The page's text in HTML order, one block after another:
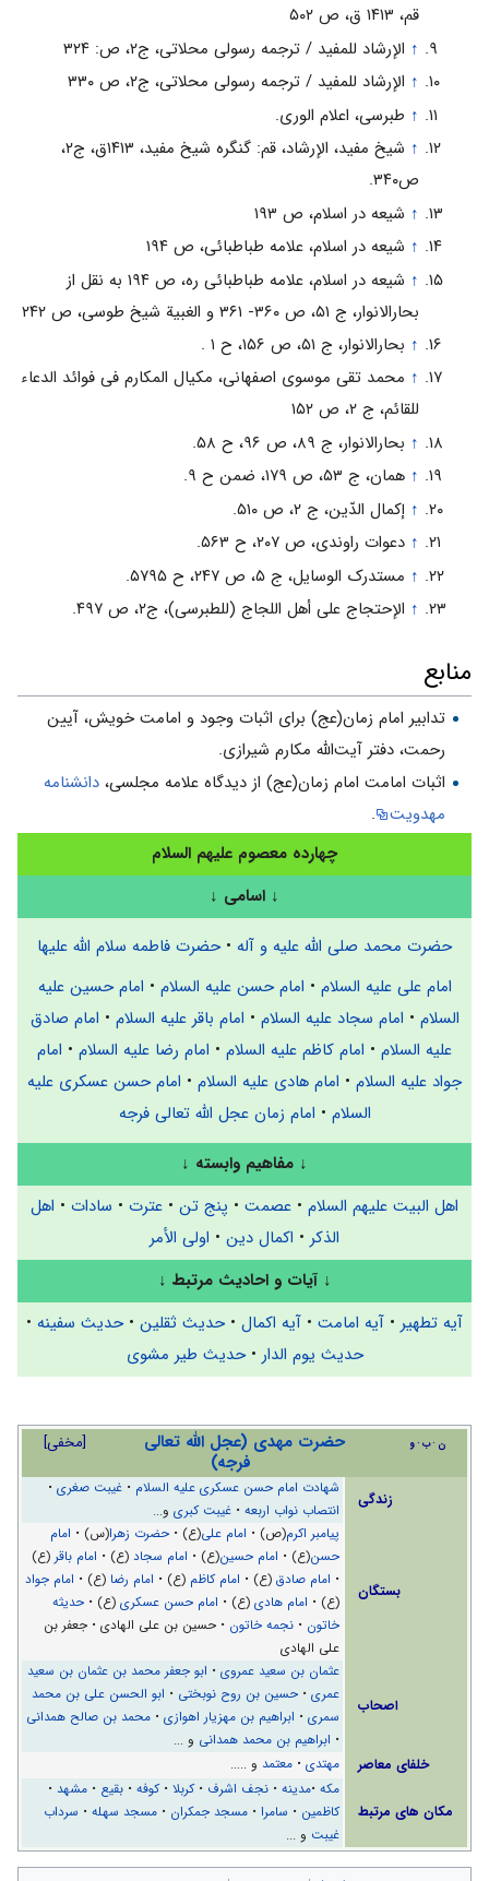
قم‏، ۱۴۱۳ ق‏، ص ۵۰۲
↑ الإرشاد للمفید / ترجمه رسولى محلاتى، ج‏۲، ص: ۳۲۴
↑ الإرشاد للمفید / ترجمه رسولى محلاتى، ج‏۲، ص ۳۳۰
↑ طبرسى، اعلام الورى.
↑
شیخ مفید، الإرشاد، قم: گنگره شیخ مفید، ۱۴۱۳ق، ج۲،
ص۳۴۰.
↑ شیعه در اسلام، ص ۱۹۳
↑ شیعه در اسلام، علامه طباطبائی، ص ۱۹۴
↑
شیعه در اسلام، علامه طباطبائی ره، ص ۱۹۴ به نقل از
بحارالانوار، ج ۵۱، ص ۳۶۰- ۳۶۱ و الغبیة شیخ طوسى، ص ۲۴۲
↑ بحارالانوار، ج ۵۱، ص ۱۵۶، ح ۱ .
↑ محمد تقی موسوی اصفهانی، مکیال المکارم فی فوائد الدعاء
للقائم، ج ۲، ص ۱۵۲
↑ بحارالانوار، ج ۸۹، ص ۹۶، ح ۵۸.
↑ همان، ج ۵۳، ص ۱۷۹، ضمن ح ۹.
↑ إکمال الدّین، ج ۲، ص ۵۱۰.
↑ دعوات راوندى، ص ۲۰۷، ح ۵۶۳.
↑ مستدرک الوسایل، ج ۵، ص ۲۴۷، ح ۵۷۹۵.
↑ الإحتجاج على أهل اللجاج (للطبرسی)، ج‏۲، ص ۴۹۷.
منابع
تدابیر امام زمان(عج) برای اثبات وجود و امامت خویش، آیین
رحمت، دفتر آیت‌الله مکارم شیرازی.
اثبات امامت امام زمان(عج) از دیدگاه علامه مجلسی، دانشنامه
مهدویت .
چهارده معصوم علیهم السلام
↓ اسامی ↓
حضرت محمد صلی الله علیه و آله •حضرت فاطمه سلام الله علیها
امام علی علیه السلام • امام حسن علیه السلام • امام حسین علیه
السلام • امام سجاد علیه السلام • امام باقر علیه السلام • امام صادق
علیه السلام • امام کاظم علیه السلام • امام رضا علیه السلام • امام
جواد علیه السلام • امام هادی علیه السلام • امام حسن عسکری علیه
السلام • امام زمان عجل الله تعالی فرجه
↓ مفاهیم وابسته ↓
اهل البیت علیهم السلام • عصمت • پنج تن • عترت • سادات • اهل
الذکر • اکمال دین • اولی الأمر
↓آیات و احادیث مرتبط ↓
آیه تطهیر • آیه امامت • آیه اکمال •حدیث ثقلین •حدیث سفینه •
حدیث یوم الدار •حدیث طیر مشوی
[مخفی] ن ب و حضرت مهدی (عجل الله تعالی
فرجه)
زندگی
شهادت امام حسن عسکری علیه السلام • غیبت صغری•
انتصاب نواب اربعه• غیبت کبریو...
بستگان
پیامبر اکرم(ص) • امام علی(ع) • حضرت زهرا(س) • امام
حسن(ع) • امام حسین(ع) • امام سجاد(ع) • امام باقر (ع)
• امام صادق(ع) • امام کاظم (ع) • امام رضا (ع) • امام جواد
(ع) • امام هادی(ع) • امام حسن عسکری(ع) • حديثه
خاتون • نجمه خاتون • حسین بن علی الهادی • جعفر بن
علی الهادی
اصحاب
عثمان بن سعید عمروی• ابو جعفر محمد بن عثمان بن سعید
عمرى• حسین بن روح نوبختی • ابو الحسن على بن محمد
سمرى• ابراهیم بن مهزیار اهوازی• محمد بن صالح همدانی
• ابراهیم بن محمد همدانی و ...
خلفای معاصر مهتدى• معتمد و .....
مکان های مرتبط
مکه•مدینه• نجف اشرف •کربلا•کوفه• بقیع • مشهد •
کاظمین • سامرا• مسجد جمکران • مسجد سهله• سرداب
غیبت و ...